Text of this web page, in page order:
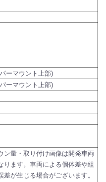
ーマウント上部)
ーマウント上部)
ン量・取り付け画像は開発車両
ります。車両による個体差や組
が生じる場合がございます。